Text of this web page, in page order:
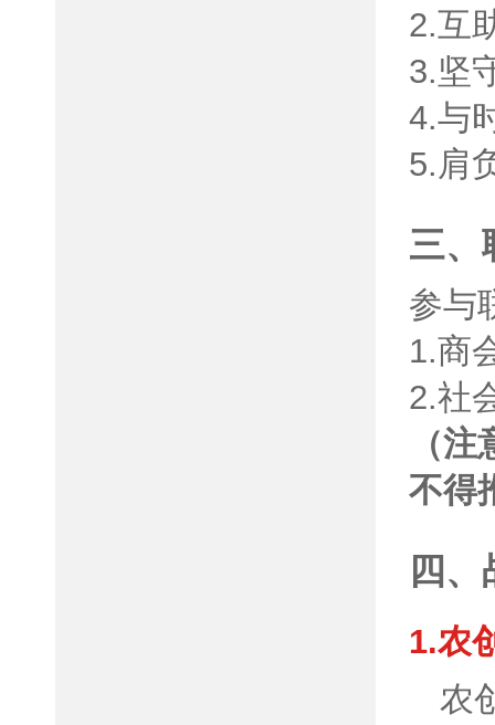
2.互
3.坚
4.与
5.肩
三、
参与
1.商
2.社
（
不得
四
1.农
农